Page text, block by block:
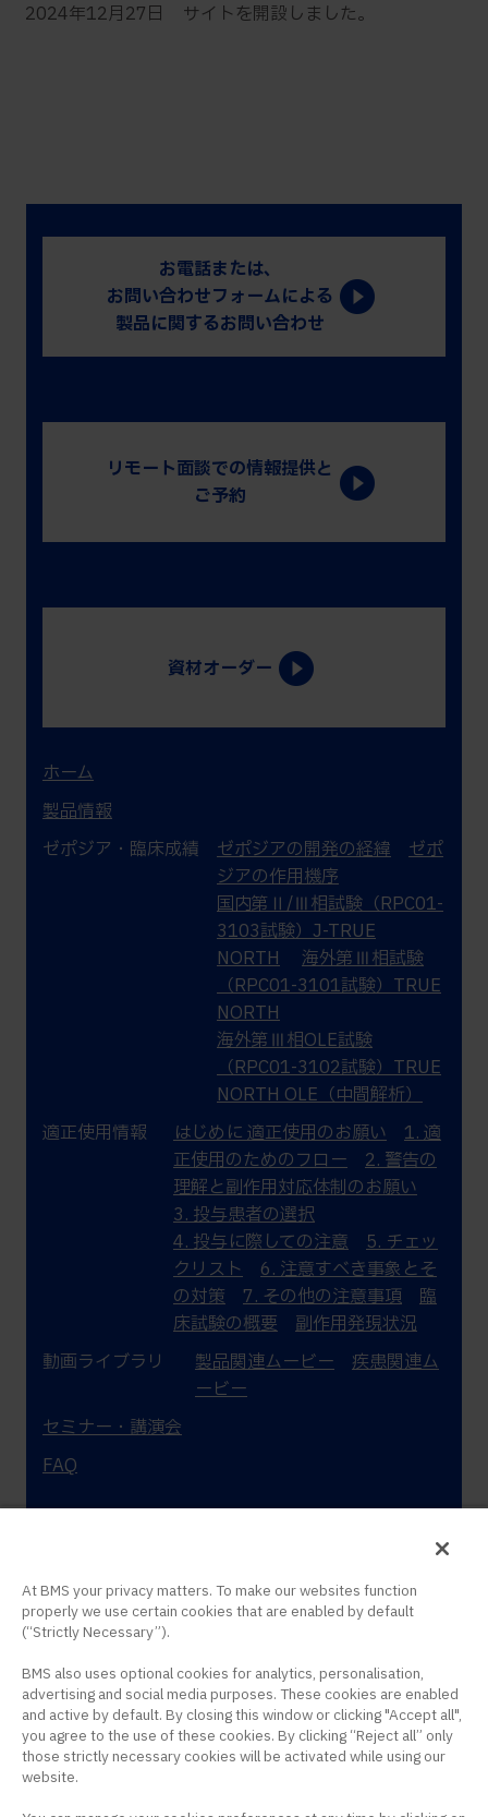
2024年12月27日
サイトを開設しました。
お電話または、
お問い合わせフォームによる
製品に関するお問い合わせ
リモート面談での情報提供と
ご予約
資材オーダー
ホーム
製品情報
ゼポジア・臨床成績
ゼポジアの開発の経緯
ゼポ
ジアの作用機序
国内第Ⅱ/Ⅲ相試験（RPC01-
3103試験）J-TRUE
NORTH
海外第Ⅲ相試験
（RPC01-3101試験）TRUE
NORTH
海外第Ⅲ相OLE試験
（RPC01-3102試験）TRUE
NORTH OLE（中間解析）
適正使用情報
はじめに 適正使用のお願い
1. 適
正使用のためのフロー
2. 警告の
理解と副作用対応体制のお願い
3. 投与患者の選択
4. 投与に際しての注意
5. チェッ
クリスト
6. 注意すべき事象とそ
の対策
7. その他の注意事項
臨
床試験の概要
副作用発現状況
動画ライブラリ
製品関連ムービー
疾患関連ム
ービー
セミナー・講演会
FAQ
トル・マイヤーズ スクイブ株式会社の医療用医薬品を適正
にご使用いただくために作成したものです。
プライバシーポリシー
At BMS your privacy matters. To make our websites function
properly we use certain cookies that are enabled by default
(“Strictly Necessary”).
BMS also uses optional cookies for analytics, personalisation,
advertising and social media purposes. These cookies are enabled
and active by default. By closing this window or clicking "Accept all",
you agree to the use of these cookies. By clicking “Reject all” only
those strictly necessary cookies will be activated while using our
website.